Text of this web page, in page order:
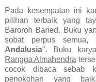
Pada kesempatan ini
pilihan terbaik yang
Baroroh Baried. Buku
sobat perpus
Andalusia". Buku
Rangga Almahendra
cocok dibaca sebab
penokohan yang